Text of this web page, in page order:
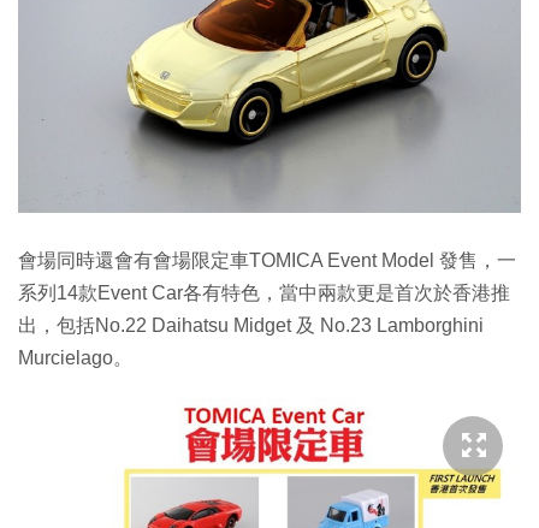
會場同時還會有會場限定車TOMICA Event Model 發售，一
系列14款Event Car各有特色，當中兩款更是首次於香港推
出，包括No.22 Daihatsu Midget 及 No.23 Lamborghini
Murcielago。